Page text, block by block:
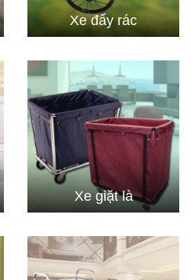
Xe đẩy rác
Xe giặt là